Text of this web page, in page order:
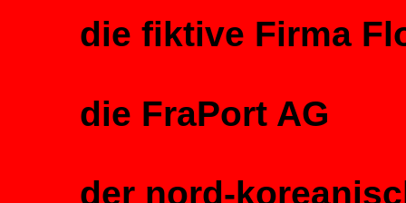
die fiktive Firma
die FraPort AG
der nord-